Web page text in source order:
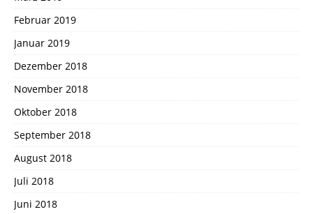
Februar 2019
Januar 2019
Dezember 2018
November 2018
Oktober 2018
September 2018
August 2018
Juli 2018
Juni 2018